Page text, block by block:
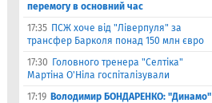
перемогу в основний час
17:35 ПСЖ хоче від "Ліверпуля" за
трансфер Барколя понад 150 млн євро
17:30 Головного тренера "Селтіка"
Мартіна О'Ніла госпіталізували
17:19 Володимир БОНДАРЕНКО: "Динамо"